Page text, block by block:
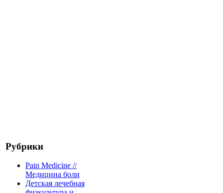
Рубрики
Pain Medicine //
Медицина боли
Детская лечебная